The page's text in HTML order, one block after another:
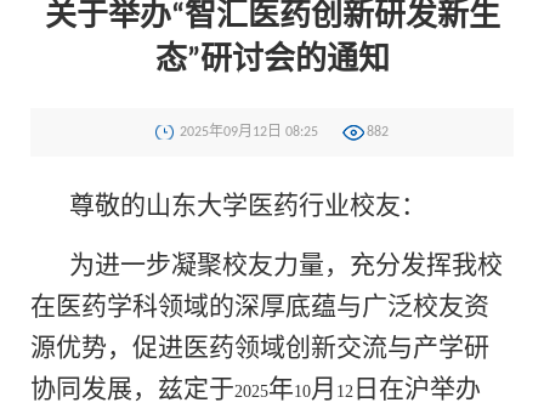
关于举办“智汇医药创新研发新生
态”研讨会的通知
2025年09月12日 08:25 882
尊敬的山东大学医药行业校友：
为进一步凝聚校友力量，充分发挥我校
在医药学科领域的深厚底蕴与广泛校友资
源优势，促进医药领域创新交流与产学研
协同发展，兹定于2025年10月 12 日在沪举办